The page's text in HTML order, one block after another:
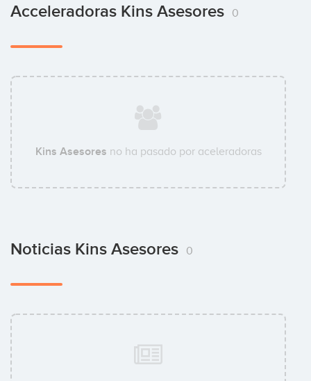
Acceleradoras Kins Asesores 0
Kins Asesores no ha pasado por aceleradoras
Noticias Kins Asesores 0